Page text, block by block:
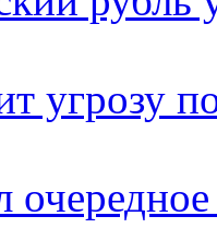
угрозу